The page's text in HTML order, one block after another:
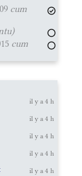
cum
cum
il y a 4 h
il y a 4 h
il y a 4 h
il y a 4 h
il y a 4 h